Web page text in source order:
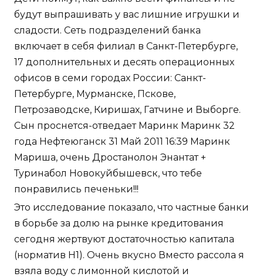
будут выпрашивать у вас лишние игрушки и
сладости. Сеть подразделений банка
включает в себя филиал в Санкт-Петербурге,
17 дополнительных и десять операционных
офисов в семи городах России: Санкт-
Петербурге, Мурманске, Пскове,
Петрозаводске, Киришах, Гатчине и Выборге.
Сын проснется-отведает Маринк Маринк 32
года Нефтеюганск 31 Май 2011 16:39 Маринк
Мариша, очень Дростанолон Энантат +
Туринабол Новокуйбышевск, что тебе
понравились печеньки!!!
Это исследование показало, что частные банки
в борьбе за долю на рынке кредитования
сегодня жертвуют достаточностью капитала
(норматив Н1). Очень вкусно Вместо рассола я
взяла воду с лимонной кислотой и